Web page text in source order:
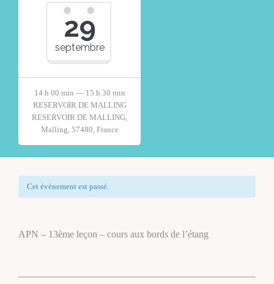
29
septembre
14 h 00 min — 15 h 30 min
RESERVOIR DE MALLING
RESERVOIR DE MALLING,
Malling, 57480, France
Cet évènement est passé.
APN – 13ème leçon – cours aux bords de l’étang